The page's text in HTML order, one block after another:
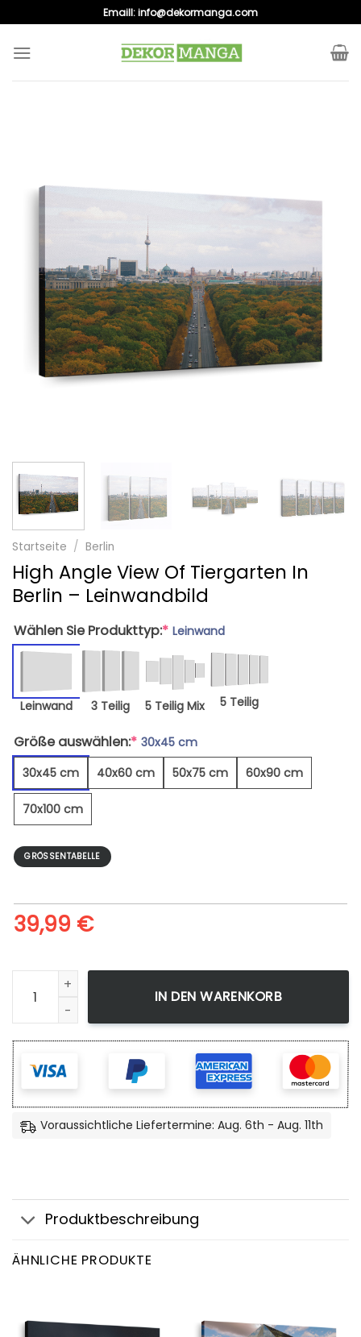
to
content
Emaill:info@dekormanga.com
Startseite / Berlin
High Angle View Of Tiergarten In
Berlin – Leinwandbild
Wählen Sie Produkttyp:* Leinwand
Leinwand 3 Teilig 5 Teilig Mix 5 Teilig
Größe auswählen:* 30x45 cm
30x45 cm
40x60 cm 50x75 cm 60x90 cm
70x100 cm
GRÖSSENTABELLE
39,99 €
High Angle View Of Tiergarten In Berlin - Leinwandbild
IN DEN WARENKORB
Voraussichtliche Liefertermine: Aug. 6th - Aug. 11th
Produktbeschreibung
ÄHNLICHE PRODUKTE